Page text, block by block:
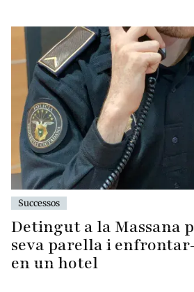
Successos
Detingut a la Massana
seva parella i
en un hotel